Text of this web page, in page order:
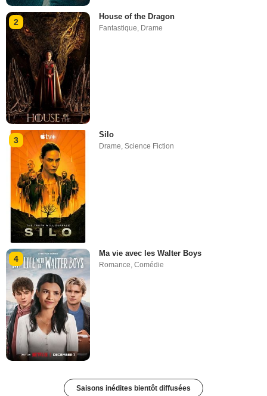
2
House of the Dragon
Fantastique, Drame
3
Silo
Drame,Science Fiction
4
Ma vie avec les Walter Boys
Romance ,Comédie
Saisons inédites bientôt diffusées